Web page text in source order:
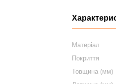
Матеріал
Покриття
Товщина (мм)